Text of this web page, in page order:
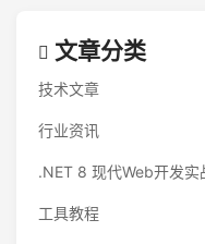
文章分类
技术文章
行业资讯
.NET 8 现代Web开发实
工具教程